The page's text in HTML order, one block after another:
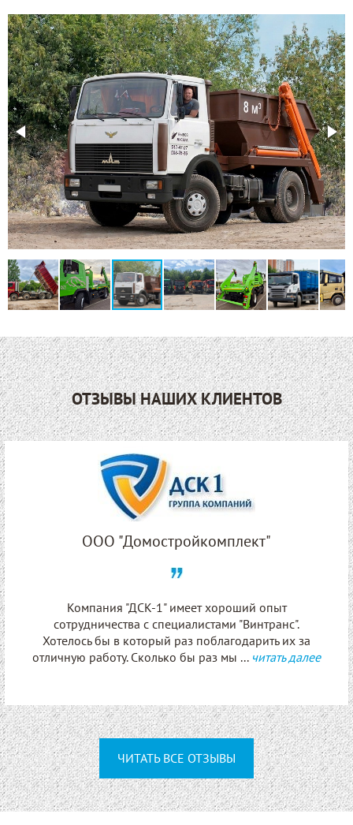
ОТЗЫВЫ НАШИХ КЛИЕНТОВ
ООО "Домостройкомплект"
Компания "ДСК-1" имеет хороший опыт
сотрудничества с специалистами "Винтранс".
Хотелось бы в который раз поблагодарить их за
отличную работу. Сколько бы раз мы ... читать далее
ЧИТАТЬ ВСЕ ОТЗЫВЫ